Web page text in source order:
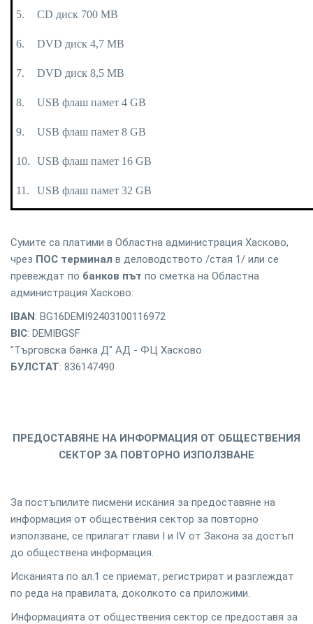
5. CD диск 700 MB
6. DVD диск 4,7 MB
7. DVD диск 8,5 MB
8. USB флаш памет 4 GB
9. USB флаш памет 8 GB
10. USB флаш памет 16 GB
11. USB флаш памет 32 GB
Сумите са платими в Областна администрация Хасково,
чрез ПОС терминал в деловодството /стая 1/ или се
превеждат по банков път по сметка на Областна
администрация Хасково:
IBAN: BG16DEMI92403100116972
BIC: DEMIBGSF
"Търговска банка Д" АД - ФЦ Хасково
БУЛСТАТ: 836147490
ПРЕДОСТАВЯНЕ НА ИНФОРМАЦИЯ ОТ ОБЩЕСТВЕНИЯ
СЕКТОР ЗА ПОВТОРНО ИЗПОЛЗВАНЕ
За постъпилите писмени искания за предоставяне на
информация от обществения сектор за повторно
използване, се прилагат глави І и ІV от Закона за достъп
до обществена информация.
Исканията по ал.1 се приемат, регистрират и разглеждат
по реда на правилата, доколкото са приложими.
Информацията от обществения сектор се предоставя за